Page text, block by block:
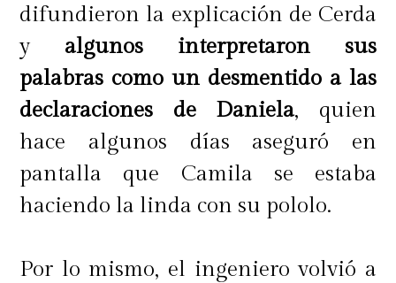
difundieron la explicación de Cerda
yalgunos interpretaron sus
palabras como un desmentido a las
declaraciones de Daniela, quien
hace algunos días aseguró en
pantalla que Camila se estaba
haciendo la linda con su pololo.
Por lo mismo, el ingeniero volvió a